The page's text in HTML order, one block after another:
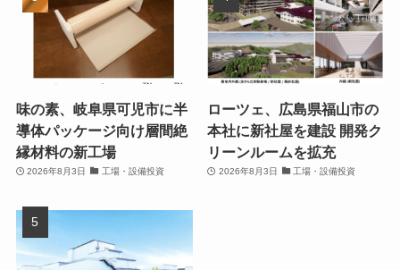
味の素、岐阜県可児市に半
導体パッケージ向け層間絶
縁材料の新工場
2026年8月3日 工場・設備投資
ローツェ、広島県福山市の
本社に新社屋を建設 開発ク
リーンルームを拡充
2026年8月3日 工場・設備投資